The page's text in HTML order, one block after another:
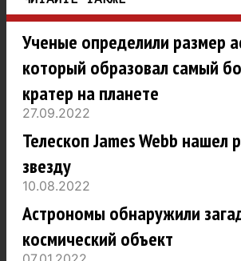
Ученые определили размер
который образовал самый
кратер на планете
27.09.2022
Телескоп James Webb нашел
звезду
10.08.2022
Астрономы обнаружили
космический объект